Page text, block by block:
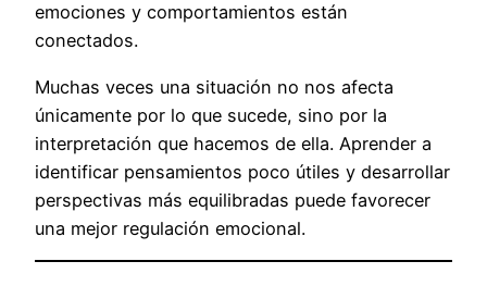
emociones y comportamientos están
conectados.
Muchas veces una situación no nos afecta
únicamente por lo que sucede, sino por la
interpretación que hacemos de ella. Aprender a
identificar pensamientos poco útiles y desarrollar
perspectivas más equilibradas puede favorecer
una mejor regulación emocional.